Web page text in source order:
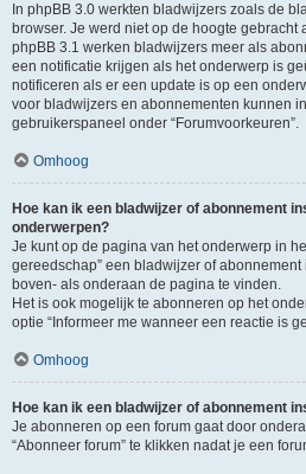
In phpBB 3.0 werkten bladwijzers zoals de
browser. Je werd niet op de hoogte gebracht
phpBB 3.1 werken bladwijzers meer als
een notificatie krijgen als het onderwerp is
notificeren als er een update is op een
voor bladwijzers en abonnementen kunnen
gebruikerspaneel onder “Forumvoorkeuren”.
Omhoog
Hoe kan ik een bladwijzer of abonnement
onderwerpen?
Je kunt op de pagina van het onderwerp in
gereedschap” een bladwijzer of abonnement
boven- als onderaan de pagina te vinden.
Het is ook mogelijk te abonneren op het
optie “Informeer me wanneer een reactie is
Omhoog
Hoe kan ik een bladwijzer of abonnement
Je abonneren op een forum gaat door
“Abonneer forum” te klikken nadat je een